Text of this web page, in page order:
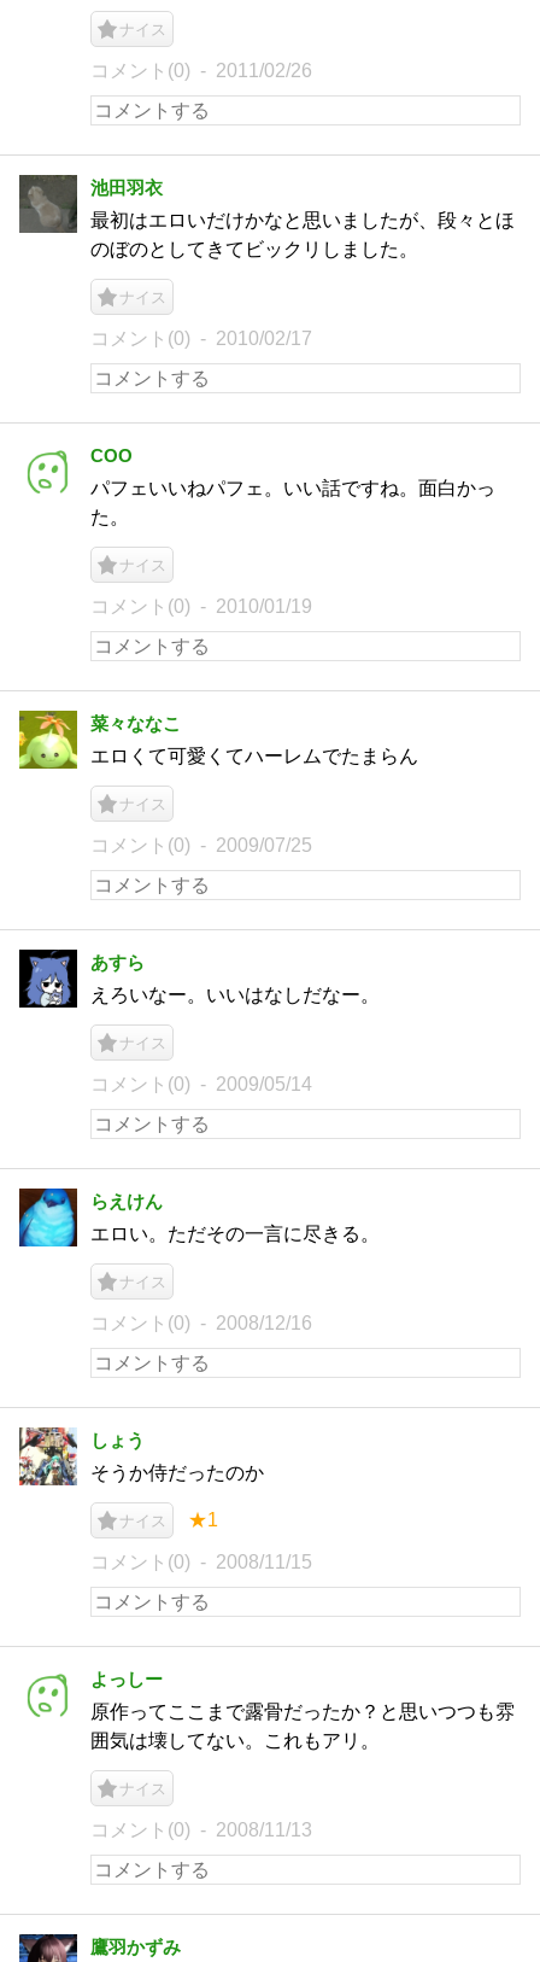
ナイス
コメント(0) 2011/02/26
池田羽衣
最初はエロいだけかなと思いましたが、段々とほ
のぼのとしてきてビックリしました。
ナイス
コメント(0) 2010/02/17
COO
パフェいいねパフェ。いい話ですね。面白かっ
た。
ナイス
コメント(0) 2010/01/19
菜々ななこ
エロくて可愛くてハーレムでたまらん
ナイス
コメント(0) 2009/07/25
あすら
えろいなー。いいはなしだなー。
ナイス
コメント(0) 2009/05/14
らえけん
エロい。ただその一言に尽きる。
ナイス
コメント(0) 2008/12/16
しょう
そうか侍だったのか
ナイス ★1
コメント(0) 2008/11/15
よっしー
原作ってここまで露骨だったか？と思いつつも雰
囲気は壊してない。これもアリ。
ナイス
コメント(0) 2008/11/13
鷹羽かずみ